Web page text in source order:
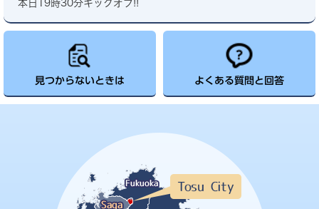
本日19時30分キックオフ!!
見つからないときは よくある質問と回答